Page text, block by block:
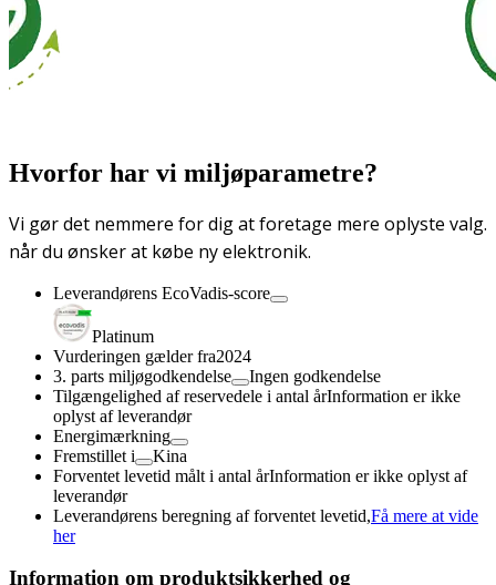
Hvorfor har vi miljøparametre?
Vi gør det nemmere for dig at foretage mere oplyste valg.
når du ønsker at købe ny elektronik.
Leverandørens EcoVadis-score
Platinum
Vurderingen gælder fra2024
3. parts miljøgodkendelse
Ingen godkendelse
Tilgængelighed af reservedele i antal årInformation er ikke
oplyst af leverandør
Energimærkning
Fremstillet i
Kina
Forventet levetid målt i antal årInformation er ikke oplyst af
leverandør
Leverandørens beregning af forventet levetid,Få mere at vide
her
Information om produktsikkerhed og